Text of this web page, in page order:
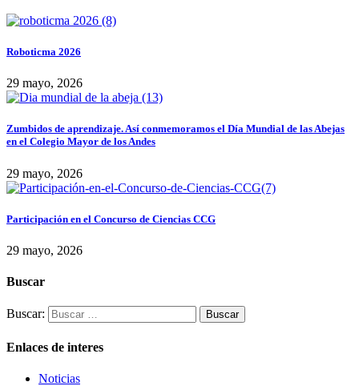
Roboticma 2026
29 mayo, 2026
Zumbidos de aprendizaje. Así conmemoramos el Día Mundial de las Abejas
en el Colegio Mayor de los Andes
29 mayo, 2026
Participación en el Concurso de Ciencias CCG
29 mayo, 2026
Buscar
Buscar:
Enlaces de interes
Noticias